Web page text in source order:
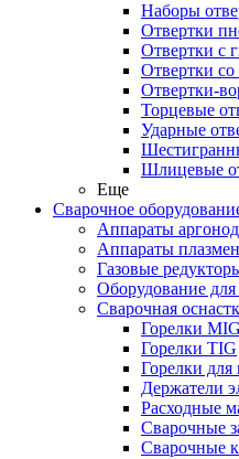
Наборы
Отвертки
Отвертки с
Отвертки
Отвертки-
Торцевые
Ударные
Шлицевые
Еще
Сварочное
Аппараты
Аппараты
Газовые
Оборудование для
Сварочная
Горелки
Горелки TIG
Горелки для
Держатели
Расходные
Сварочные
Сварочные